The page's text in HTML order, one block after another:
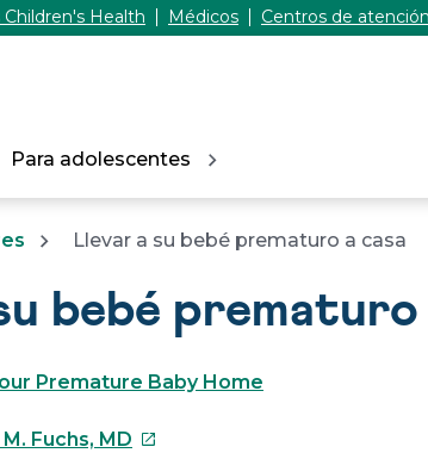
Health Médicos Centros de
Para adolescentes
Llevar a su bebé prematuro a casa
bebé prematuro
Premature Baby Home
M. Fuchs, MD Este